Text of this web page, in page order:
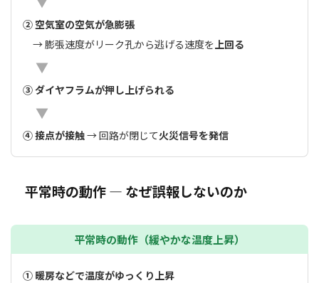
② 空気室の空気が急膨張
→ 膨張速度がリーク孔から逃げる速度を上回る
▼
③ ダイヤフラムが押し上げられる
▼
④ 接点が接触→ 回路が閉じて火災信号を発信
平常時の動作 ― なぜ誤報しないのか
平常時の動作（緩やかな温度上昇）
① 暖房などで温度がゆっくり上昇